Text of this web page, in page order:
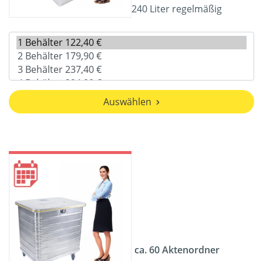
240 Liter regelmäßig
Auswählen
ca. 60 Aktenordner